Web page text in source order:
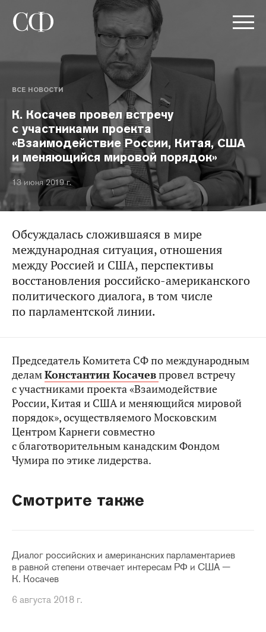
ВСЕ НОВОСТИ
К. Косачев провел встречу
с участниками проекта
«Взаимодействие России, Китая, США
и меняющийся мировой порядок»
13 июня 2019 г.
Обсуждалась сложившаяся в мире
международная ситуация, отношения
между Россией и США, перспективы
восстановления российско-американского
политического диалога, в том числе
по парламентской линии.
Председатель Комитета СФ по международным
деламКонстантин Косачевпровел встречу
с участниками проекта «Взаимодействие
России, Китая и США и меняющийся мировой
порядок», осуществляемого Московским
Центром Карнеги совместно
с благотворительным канадским Фондом
Чумира по этике лидерства.
Смотрите также
Диалог российских и американских парламентариев
в равной степени отвечает интересам РФ и США —
К. Косачев
6 августа 2018 г.